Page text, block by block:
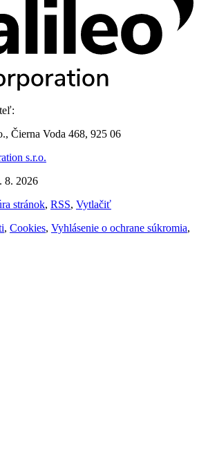
Čierna Voda 468, 925 06
s.r.o.
8. 2026
stránok, RSS, Vytlačiť
, Cookies, Vyhlásenie o ochrane súkromia,